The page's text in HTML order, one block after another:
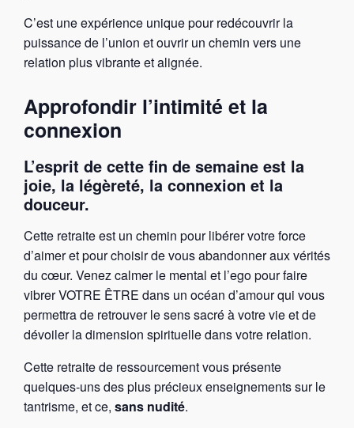
C’est une expérience unique pour redécouvrir la
puissance de l’union et ouvrir un chemin vers une
relation plus vibrante et alignée.
Approfondir l’intimité et la
connexion
L’esprit de cette fin de semaine est la
joie, la légèreté, la connexion et la
douceur.
Cette retraite est un chemin pour libérer votre force
d’aimer et pour choisir de vous abandonner aux vérités
du cœur. Venez calmer le mental et l’ego pour faire
vibrer VOTRE ÊTRE dans un océan d’amour qui vous
permettra de retrouver le sens sacré à votre vie et de
dévoiler la dimension spirituelle dans votre relation.
Cette retraite de ressourcement vous présente
quelques-uns des plus précieux enseignements sur le
tantrisme, et ce, sans nudité.